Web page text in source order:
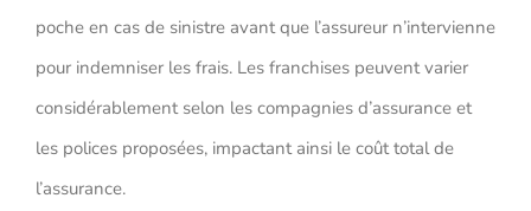
poche en cas de sinistre avant que l’assureur n’intervienne
pour indemniser les frais. Les franchises peuvent varier
considérablement selon les compagnies d’assurance et
les polices proposées, impactant ainsi le coût total de
l’assurance.